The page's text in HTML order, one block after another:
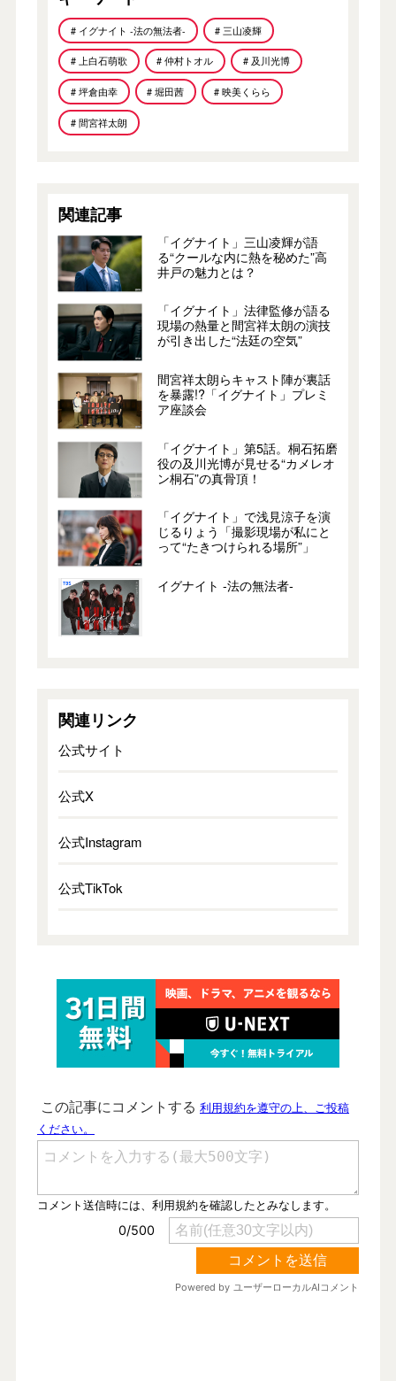
# イグナイト -法の無法者- # 三山凌輝
# 上白石萌歌 # 仲村トオル # 及川光博
# 坪倉由幸 # 堀田茜 # 映美くらら
# 間宮祥太朗
関連記事
「イグナイト」三山凌輝が語
る“クールな内に熱を秘めた”高
井戸の魅力とは？
「イグナイト」法律監修が語る
現場の熱量と間宮祥太朗の演技
が引き出した“法廷の空気”
間宮祥太朗らキャスト陣が裏話
を暴露!?「イグナイト」プレミ
ア座談会
「イグナイト」第5話。桐石拓磨
役の及川光博が見せる“カメレオ
ン桐石”の真骨頂！
「イグナイト」で浅見涼子を演
じるりょう「撮影現場が私にと
って“たきつけられる場所”」
イグナイト -法の無法者-
関連リンク
公式サイト
公式X
公式Instagram
公式TikTok